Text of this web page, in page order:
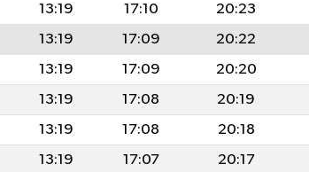
13:19 17:10 20:23
13:19 17:09 20:22
13:19 17:09 20:20
13:19 17:08 20:19
13:19 17:08 20:18
13:19 17:07 20:17